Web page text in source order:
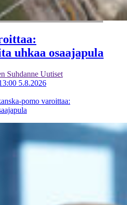
uhkaa osaajapula
Suhdanne Uutiset
5.8.2026
pomo varoittaa: